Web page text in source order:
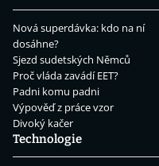
Nová superdávka: kdo na ní
dosáhne?
Sjezd sudetských Němců
Proč vláda zavádí EET?
Padni komu padni
Výpověď z práce vzor
Divoký kačer
Technologie